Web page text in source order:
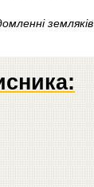
земляків